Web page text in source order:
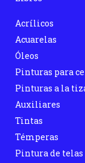
Acrílicos
Acuarelas
Óleos
Pinturas para
Pinturas a la
Auxiliares
Tintas
Témperas
Pintura de telas